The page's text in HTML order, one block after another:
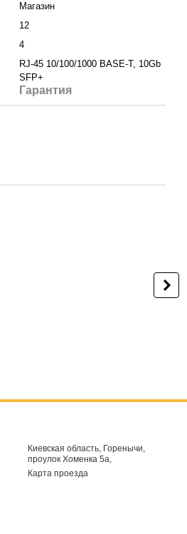
Магазин
12
4
RJ-45 10/100/1000 BASE-T, 10Gb
SFP+
Гарантия
Киевская область, Горенычи,
проулок Хоменка 5а,
Карта проезда